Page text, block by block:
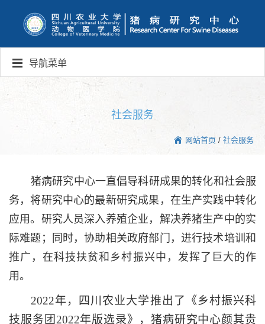
导航菜单
社会服务
网站首页/ 社会服务
猪病研究中心一直倡导科研成果的转化和社会服
务，将研究中心的最新研究成果，在生产实践中转化
应用。研究人员深入养殖企业，解决养猪生产中的实
际难题；同时，协助相关政府部门，进行技术培训和
推广，在科技扶贫和乡村振兴中，发挥了巨大的作
用。
2022年，四川农业大学推出了《乡村振兴科
技服务团2022年版选录》，猪病研究中心颜其贵